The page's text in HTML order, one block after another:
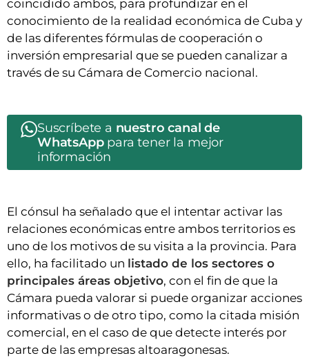
coincidido ambos, para profundizar en el
conocimiento de la realidad económica de Cuba y
de las diferentes fórmulas de cooperación o
inversión empresarial que se pueden canalizar a
través de su Cámara de Comercio nacional.
Suscríbete a nuestro canal de
WhatsApppara tener la mejor
información
El cónsul ha señalado que el intentar activar las
relaciones económicas entre ambos territorios es
uno de los motivos de su visita a la provincia. Para
ello, ha facilitado un listado de los sectores o
principales áreas objetivo, con el fin de que la
Cámara pueda valorar si puede organizar acciones
informativas o de otro tipo, como la citada misión
comercial, en el caso de que detecte interés por
parte de las empresas altoaragonesas.